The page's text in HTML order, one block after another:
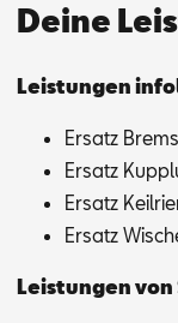
Deine
Leis­tun­gen
Er­satz
Er­satz
Er­satz
Er­satz
Leis­tun­gen von